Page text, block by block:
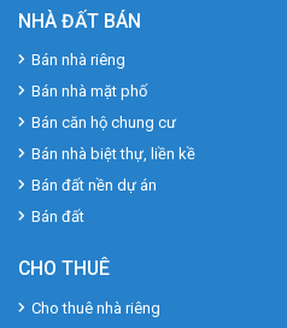
NHÀ ĐẤT BÁN
Bán nhà riêng
Bán nhà mặt phố
Bán căn hộ chung cư
Bán nhà biệt thự, liền kề
Bán đất nền dự án
Bán đất
CHO THUÊ
Cho thuê nhà riêng